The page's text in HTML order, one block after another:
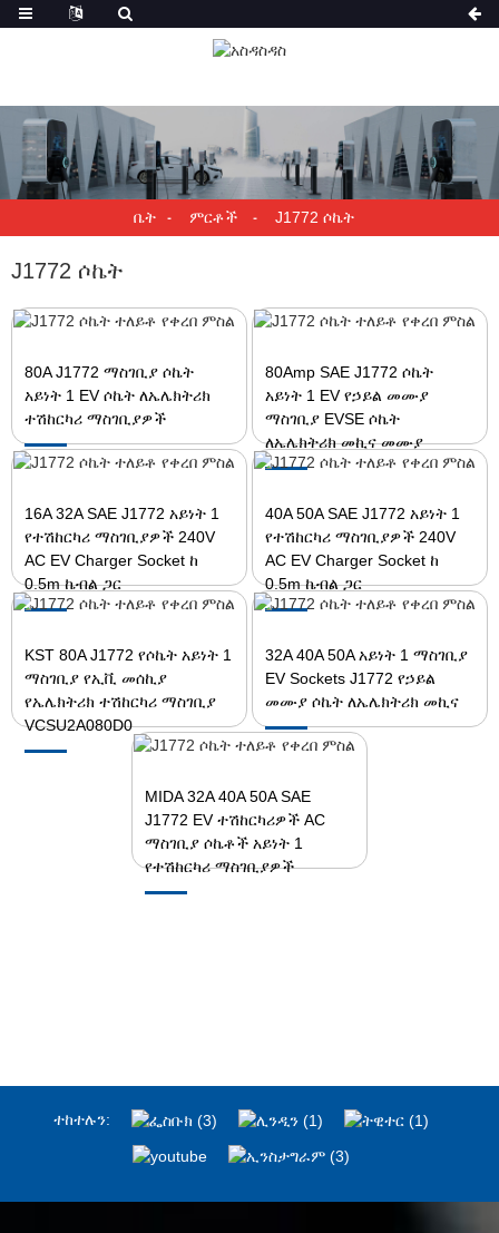
ቤት ምርቶች J1772 ሶኬት
J1772 ሶኬት
80A J1772 ማስገቢያ ሶኬት
አይነት 1 EV ሶኬት ለኤሌክትሪክ
ተሽከርካሪ ማስገቢያዎች
80Amp SAE J1772 ሶኬት
አይነት 1 EV የኃይል መሙያ
ማስገቢያ EVSE ሶኬት
ለኤሌክትሪክ መኪና መሙያ
16A 32A SAE J1772 አይነት 1
የተሽከርካሪ ማስገቢያዎች 240V
AC EV Charger Socket ከ
0.5m ኬብል ጋር
40A 50A SAE J1772 አይነት 1
የተሽከርካሪ ማስገቢያዎች 240V
AC EV Charger Socket ከ
0.5m ኬብል ጋር
KST 80A J1772 የሶኬት አይነት 1
ማስገቢያ የኢቪ መሰኪያ
የኤሌክትሪክ ተሽከርካሪ ማስገቢያ
VCSU2A080D0
32A 40A 50A አይነት 1 ማስገቢያ
EV Sockets J1772 የኃይል
መሙያ ሶኬት ለኤሌክትሪክ መኪና
MIDA 32A 40A 50A SAE
J1772 EV ተሽከርካሪዎች AC
ማስገቢያ ሶኬቶች አይነት 1
የተሽከርካሪ ማስገቢያዎች
ተከተሉን: